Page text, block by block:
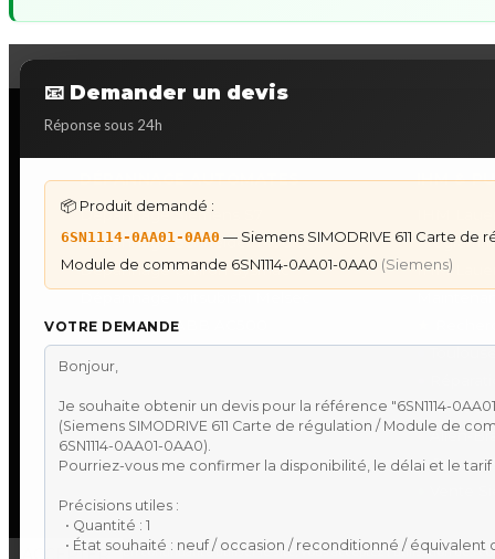
📧 Demander un devis
Réponse sous 24h
📦 Produit demandé :
6SN1114-0AA01-0AA0 — Siemens SIMODRIVE 611 Carte de
Module de commande 6SN1114-0AA01-0AA0 (Siemens)
VOTRE DEMANDE
DÉPANNAGE AUTOMATES
Dépannage Siemens S7
Dépannage Schneider Modicon
Dépannage Omron Sysmac
Dépannage ABB AC500
IHM &
IHM
●
●Audit de
●Allen-
● Omron
En continuant à utiliser le site, vous acceptez l’utilisation des
ACCEPTER